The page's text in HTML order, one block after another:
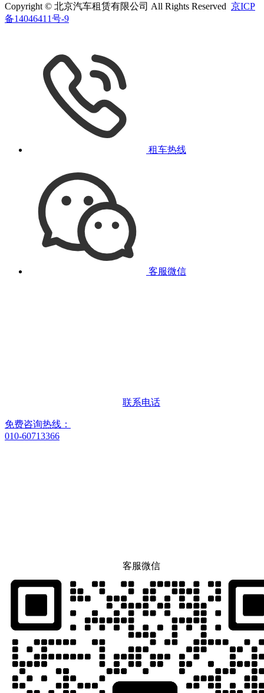
Copyright © 北京汽车租赁有限公司 All Rights Reserved 京ICP
备14046411号-9
租车热线
客服微信
联系电话
免费咨询热线：
010-60713366
客服微信